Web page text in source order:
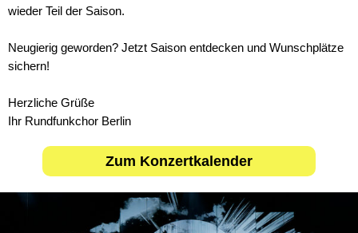
wieder Teil der Saison.
Neugierig geworden? Jetzt Saison entdecken und Wunschplätze
sichern!
Herzliche Grüße
Ihr Rundfunkchor Berlin
Zum Konzertkalender